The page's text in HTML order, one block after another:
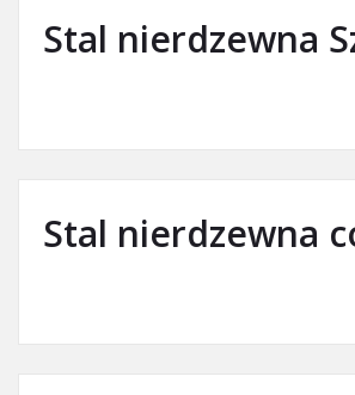
Stal nierdzewna
Stal nierdzewna